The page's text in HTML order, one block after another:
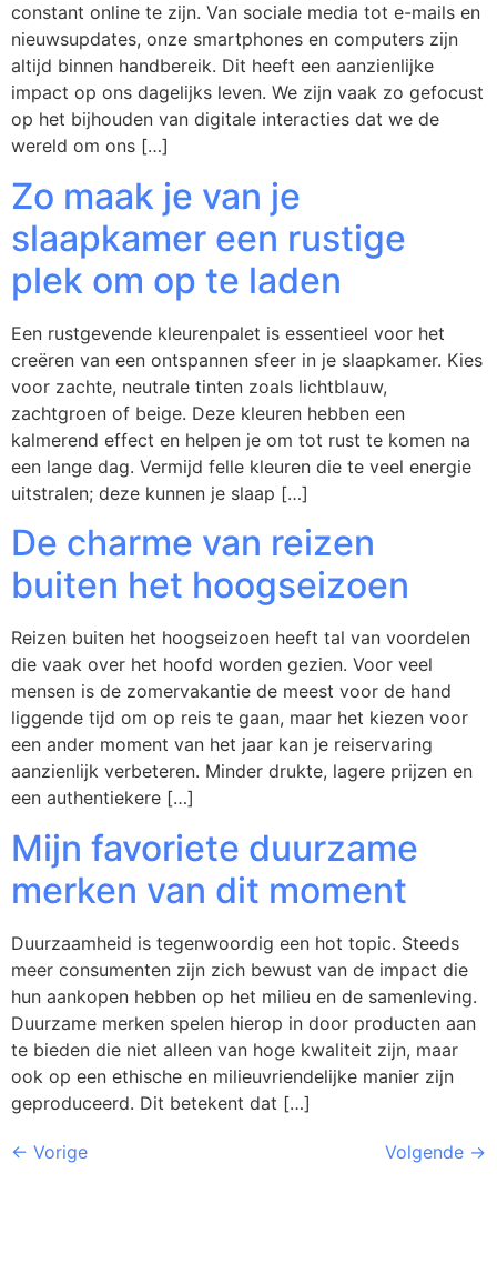
constant online te zijn. Van sociale media tot e-mails en
nieuwsupdates, onze smartphones en computers zijn
altijd binnen handbereik. Dit heeft een aanzienlijke
impact op ons dagelijks leven. We zijn vaak zo gefocust
op het bijhouden van digitale interacties dat we de
wereld om ons […]
Zo maak je van je
slaapkamer een rustige
plek om op te laden
Een rustgevende kleurenpalet is essentieel voor het
creëren van een ontspannen sfeer in je slaapkamer. Kies
voor zachte, neutrale tinten zoals lichtblauw,
zachtgroen of beige. Deze kleuren hebben een
kalmerend effect en helpen je om tot rust te komen na
een lange dag. Vermijd felle kleuren die te veel energie
uitstralen; deze kunnen je slaap […]
De charme van reizen
buiten het hoogseizoen
Reizen buiten het hoogseizoen heeft tal van voordelen
die vaak over het hoofd worden gezien. Voor veel
mensen is de zomervakantie de meest voor de hand
liggende tijd om op reis te gaan, maar het kiezen voor
een ander moment van het jaar kan je reiservaring
aanzienlijk verbeteren. Minder drukte, lagere prijzen en
een authentiekere […]
Mijn favoriete duurzame
merken van dit moment
Duurzaamheid is tegenwoordig een hot topic. Steeds
meer consumenten zijn zich bewust van de impact die
hun aankopen hebben op het milieu en de samenleving.
Duurzame merken spelen hierop in door producten aan
te bieden die niet alleen van hoge kwaliteit zijn, maar
ook op een ethische en milieuvriendelijke manier zijn
geproduceerd. Dit betekent dat […]
← Vorige Volgende →